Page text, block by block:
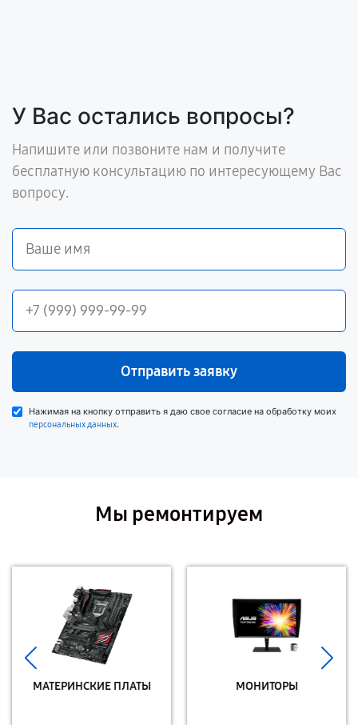
У Вас остались вопросы?
Напишите или позвоните нам и получите
бесплатную консультацию по интересующему Вас
вопросу.
Отправить заявку
Нажимая на кнопку отправить я даю свое согласие на обработку моих
персональных данных.
Мы ремонтируем
МАТЕРИНСКИЕ ПЛАТЫ МОНИТОРЫ